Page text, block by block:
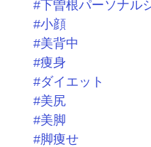
#下曽根パーソナル
#小顔
#美背中
#痩身
#ダイエット
#美尻
#美脚
#脚痩せ